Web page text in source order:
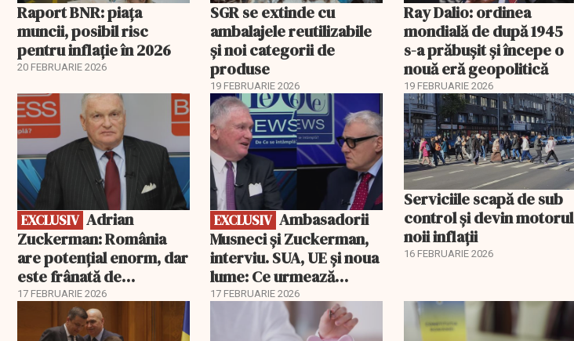
Raport BNR: piața
muncii, posibil risc
pentru inflație în 2026
20 FEBRUARIE 2026
SGR se extinde cu
ambalajele reutilizabile
și noi categorii de
produse
19 FEBRUARIE 2026
Ray Dalio: ordinea
mondială de după 1945
s-a prăbușit și începe o
nouă eră geopolitică
19 FEBRUARIE 2026
EXCLUSIV
EXCLUSIV
Zuckerman: România
are potențial enorm, dar
este frânată de
corupție, companii de
stat și influența
propagandei ruse
17 FEBRUARIE 2026
EXCLUSIV
EXCLUSIV Ambasadorii
Musneci și Zuckerman,
interviu. SUA, UE și noua
lume: Ce urmează
pentru România
17 FEBRUARIE 2026
Serviciile scapă de sub
control și devin motorul
noii inflații
16 FEBRUARIE 2026